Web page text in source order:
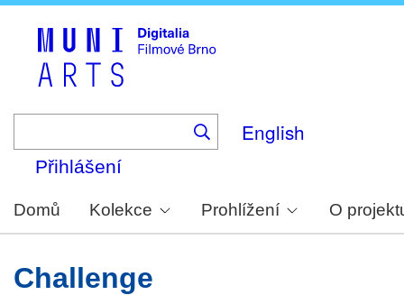
English
Přihlášení
Domů Kolekce Prohlížení O
Challenge